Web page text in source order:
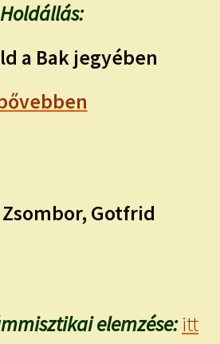
Holdállás:
a Bak jegyében
Gotfrid
elemzése: itt